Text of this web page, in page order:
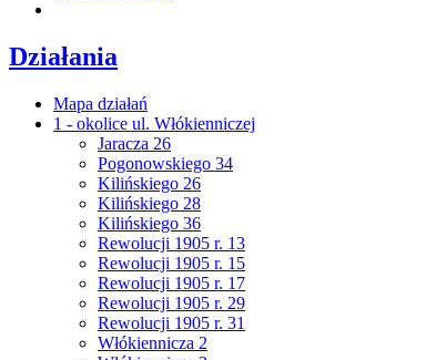
Działania
Mapa działań
1 - okolice ul. Włókienniczej
Jaracza 26
Pogonowskiego 34
Kilińskiego 26
Kilińskiego 28
Kilińskiego 36
Rewolucji 1905 r. 13
Rewolucji 1905 r. 15
Rewolucji 1905 r. 17
Rewolucji 1905 r. 29
Rewolucji 1905 r. 31
Włókiennicza 2